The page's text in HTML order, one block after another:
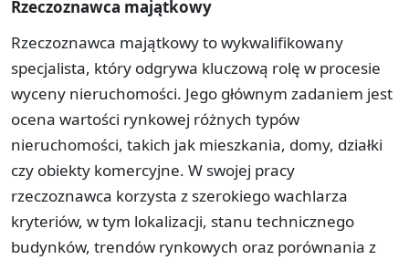
Rzeczoznawca majątkowy
Rzeczoznawca majątkowy to wykwalifikowany
specjalista, który odgrywa kluczową rolę w procesie
wyceny nieruchomości. Jego głównym zadaniem jest
ocena wartości rynkowej różnych typów
nieruchomości, takich jak mieszkania, domy, działki
czy obiekty komercyjne. W swojej pracy
rzeczoznawca korzysta z szerokiego wachlarza
kryteriów, w tym lokalizacji, stanu technicznego
budynków, trendów rynkowych oraz porównania z